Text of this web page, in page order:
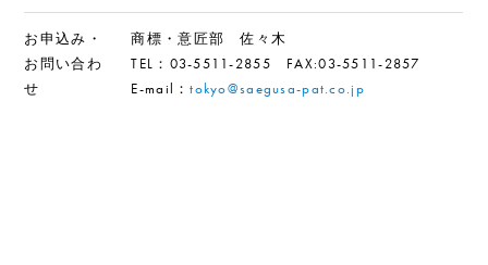
お申込み・
お問い合わ
せ
商標・意匠部 佐々木
TEL：03-5511-2855 FAX:03-5511-2857
E-mail：tokyo@saegusa-pat.co.jp